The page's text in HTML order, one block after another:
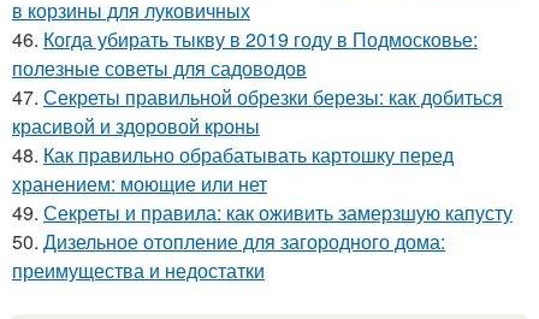
в корзины для луковичных
46. Когда убирать тыкву в 2019 году в Подмосковье:
полезные советы для садоводов
47. Секреты правильной обрезки березы: как добиться
красивой и здоровой кроны
48. Как правильно обрабатывать картошку перед
хранением: моющие или нет
49. Секреты и правила: как оживить замерзшую капусту
50. Дизельное отопление для загородного дома:
преимущества и недостатки